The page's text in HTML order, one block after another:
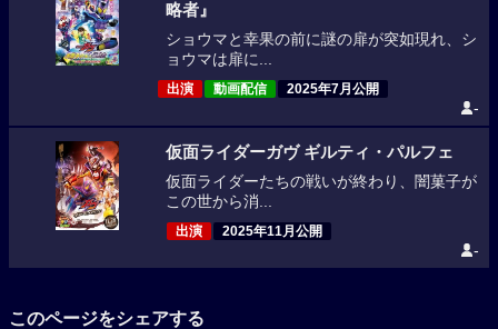
略者』
ショウマと幸果の前に謎の扉が突如現れ、シ
ョウマは扉に...
出演 動画配信 2025年7月公開
-
仮面ライダーガヴ ギルティ・パルフェ
仮面ライダーたちの戦いが終わり、闇菓子が
この世から消...
出演 2025年11月公開
-
このページをシェアする